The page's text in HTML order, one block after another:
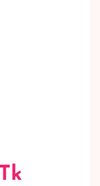
Tk